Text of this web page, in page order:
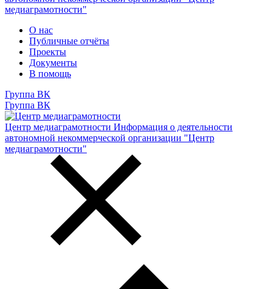
медиаграмотности"
О нас
Публичные отчёты
Проекты
Документы
В помощь
Группа ВК
Группа ВК
Центр медиаграмотности Информация о деятельности
автономной некоммерческой организации "Центр
медиаграмотности"